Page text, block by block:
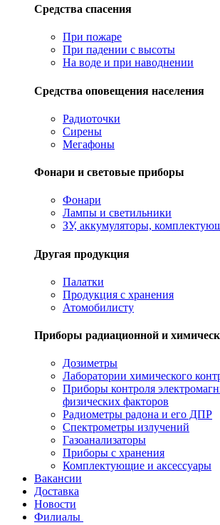
Средства спасения
При пожаре
При падении с высоты
На воде и при наводнении
Средства оповещения населения
Радиоточки
Сирены
Мегафоны
Фонари и световые приборы
Фонари
Лампы и светильники
ЗУ, аккумуляторы,
Другая продукция
Палатки
Продукция с хранения
Атомобилисту
Приборы радиационной и
Дозиметры
Лаборатории химического
Приборы контроля
физических факторов
Радиометры радона и его ДПР
Спектрометры излучений
Газоанализаторы
Приборы с хранения
Комплектующие и аксессуары
Вакансии
Доставка
Новости
Филиалы